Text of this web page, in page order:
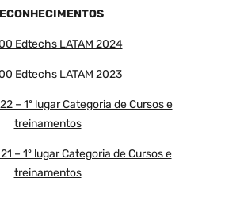
Edtechs LATAM 2024
Edtechs LATAM 2023
– 1º lugar Categoria de Cursos e
treinamentos
– 1º lugar Categoria de Cursos e
treinamentos